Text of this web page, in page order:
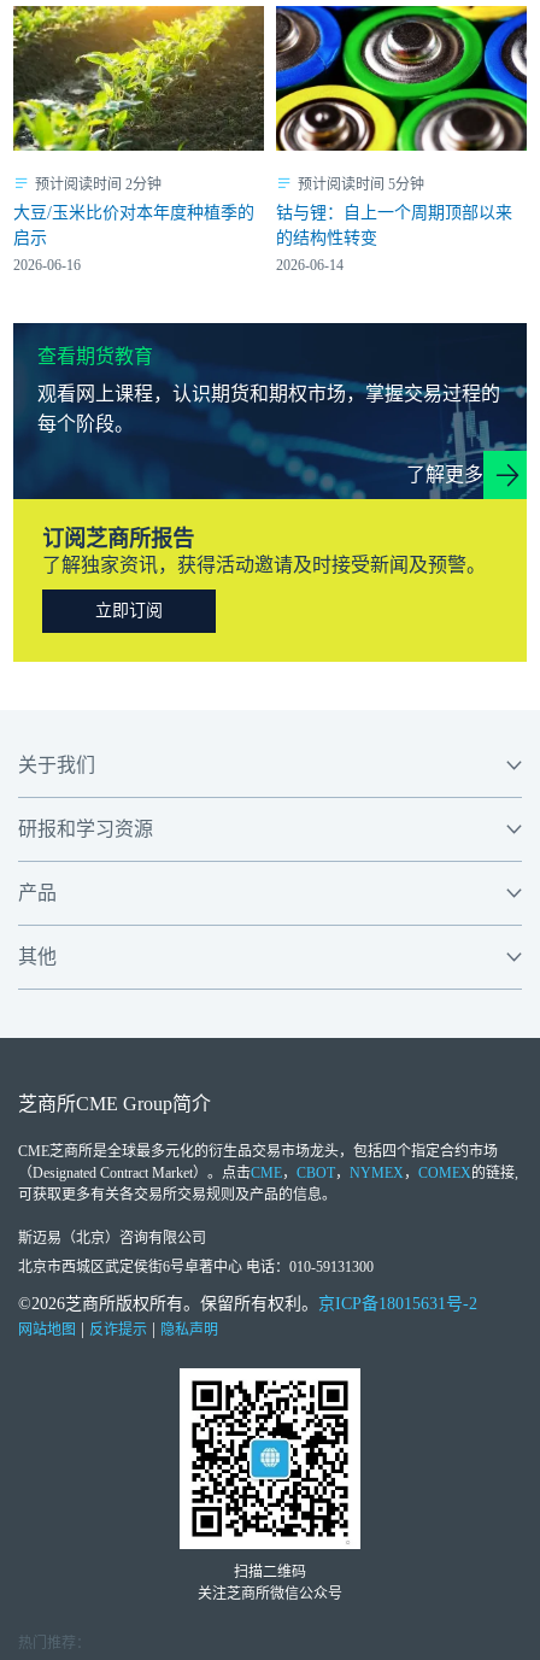
预计阅读时间 2分钟
大豆/玉米比价对本年度种植季的
启示
2026-06-16
预计阅读时间 5分钟
钴与锂：自上一个周期顶部以来
的结构性转变
2026-06-14
查看期货教育
观看网上课程，认识期货和期权市场，掌握交易过程的
每个阶段。
了解更多
订阅芝商所报告
了解独家资讯，获得活动邀请及时接受新闻及预警。
立即订阅
关于我们
研报和学习资源
产品
其他
芝商所CME Group简介
CME芝商所是全球最多元化的衍生品交易市场龙头，包括四个指定合约市场
（Designated Contract Market）。点击CME， CBOT， NYMEX， COMEX的链接,
可获取更多有关各交易所交易规则及产品的信息。
斯迈易（北京）咨询有限公司
北京市西城区武定侯街6号卓著中心 电话：010-59131300
©2026芝商所版权所有。保留所有权利。 京ICP备18015631号-2
网站地图 反诈提示 隐私声明
扫描二维码
关注芝商所微信公众号
热门推荐：